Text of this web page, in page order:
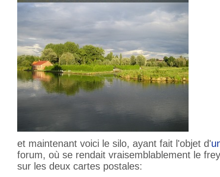
et maintenant voici le silo, ayant fait l'objet d'
forum, où se rendait vraisemblablement le
sur les deux cartes postales: